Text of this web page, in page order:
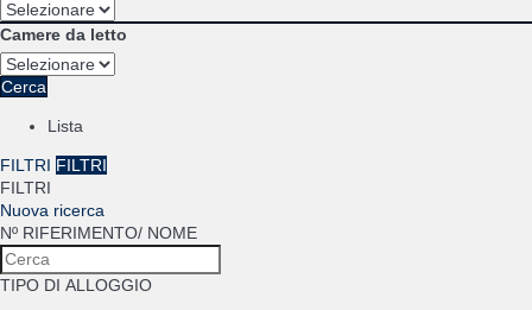
Camere da letto
Cerca
Lista
FILTRI FILTRI
FILTRI
Nuova ricerca
Nº RIFERIMENTO/ NOME
TIPO DI ALLOGGIO